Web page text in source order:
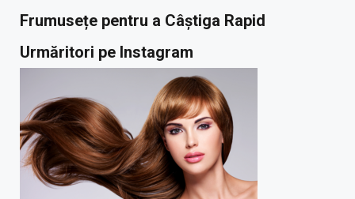
Frumusețe pentru a Câștiga Rapid
Urmăritori pe Instagram